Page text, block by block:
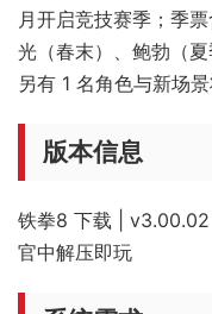
月开启竞技赛季；季
光（春末）、鲍勃（
另有 1 名角色与新场
版本信息
铁拳8 下载 |
官中解压即玩